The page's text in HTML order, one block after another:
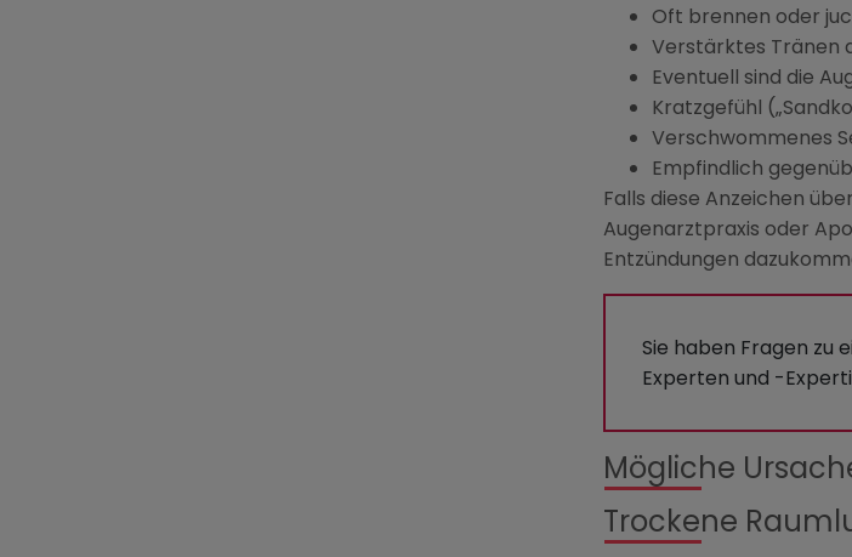
Oft brennen oder
Verstärktes Tränen
Eventuell sind die
Kratzgefühl
Verschwommenes
Empfindlich
Falls diese Anzeichen
Augenarztpraxis oder
Entzündungen
Sie haben Fragen zu
Experten und -
Mögliche
Trockene